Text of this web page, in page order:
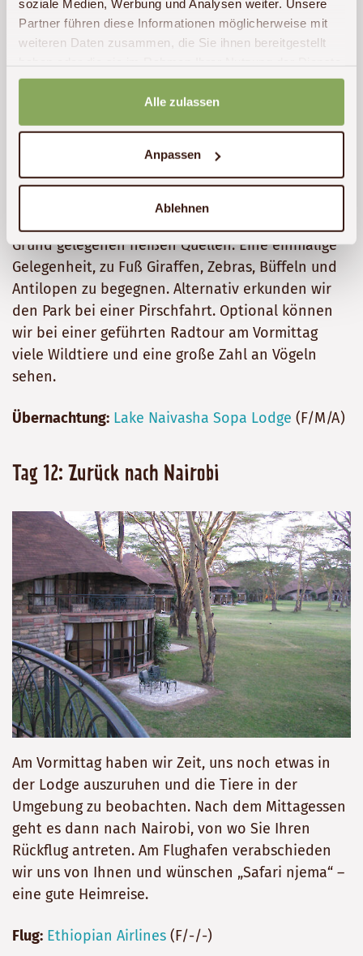
soziale Medien, Werbung und Analysen weiter. Unsere
Partner führen diese Informationen möglicherweise mit
weiteren Daten zusammen, die Sie ihnen bereitgestellt
gesammelt haben.
Alle zulassen
Anpassen
Ablehnen
Der Hell’s-Gate-Nationalpark ist von einer
beeindruckenden Vulkanlandschaft geprägt. Mit
einem Ranger erkunden wir die Umgebung zu Fuß
Grund gelegenen heißen Quellen. Eine einmalige
Gelegenheit, zu Fuß Giraffen, Zebras, Büffeln und
Antilopen zu begegnen. Alternativ erkunden wir
den Park bei einer Pirschfahrt. Optional können
wir bei einer geführten Radtour am Vormittag
viele Wildtiere und eine große Zahl an Vögeln
sehen.
Übernachtung: Lake Naivasha Sopa Lodge (F/M/A)
Tag 12: Zurück nach Nairobi
Am Vormittag haben wir Zeit, uns noch etwas in
der Lodge auszuruhen und die Tiere in der
Umgebung zu beobachten. Nach dem Mittagessen
geht es dann nach Nairobi, von wo Sie Ihren
Rückflug antreten. Am Flughafen verabschieden
wir uns von Ihnen und wünschen „Safari njema“ –
eine gute Heimreise.
Flug: Ethiopian Airlines(F/-/-)